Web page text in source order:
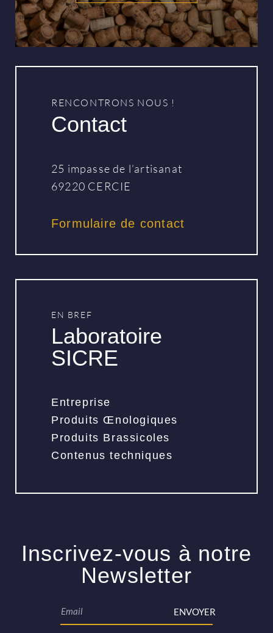
RENCONTRONS NOUS !
Contact
25 impasse de l’artisanat
69220 CERCIE
Formulaire de contact
EN BREF
Laboratoire
SICRE
Entreprise
Produits Œnologiques
Produits Brassicoles
Contenus techniques
Inscrivez-vous à notre
Newsletter
ENVOYER